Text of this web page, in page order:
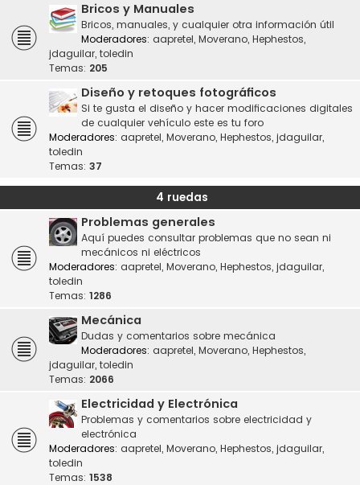
Bricos y Manuales
Bricos, manuales, y cualquier otra información útil
Moderadores: aapretel, Moverano, Hephestos,
jdaguilar, toledin
Temas: 205
Diseño y retoques fotográficos
Si te gusta el diseño y hacer modificaciones digitales
de cualquier vehículo este es tu foro
Moderadores: aapretel, Moverano, Hephestos, jdaguilar,
toledin
Temas: 37
4 ruedas
Problemas generales
Aquí puedes consultar problemas que no sean ni
mecánicos ni eléctricos
Moderadores: aapretel, Moverano, Hephestos, jdaguilar,
toledin
Temas: 1286
Mecánica
Dudas y comentarios sobre mecánica
Moderadores: aapretel, Moverano, Hephestos,
jdaguilar, toledin
Temas: 2066
Electricidad y Electrónica
Problemas y comentarios sobre electricidad y
electrónica
Moderadores: aapretel, Moverano, Hephestos, jdaguilar,
toledin
Temas: 1538